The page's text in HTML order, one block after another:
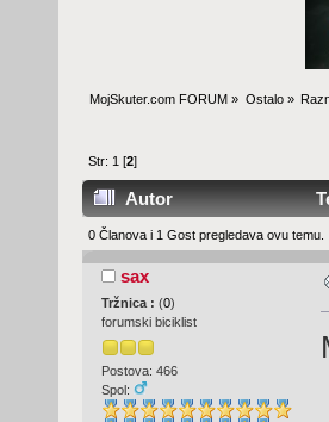
MojSkuter.com FORUM » Ostalo»
Str: 1 [2]
Autor
0 Članova i 1 Gost pregledava ovu temu.
sax
Tržnica : (0)
forumski biciklist
Postova: 466
Spol: